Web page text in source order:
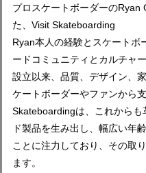
プロスケートボーダーのRyan
た、Visit Skateboarding
Ryan本人の経験とスケートボ
ードコミュニティとカルチャ
設立以来、品質、デザイン、
ケートボーダーやファンから
Skateboardingは、これから
ド製品を生み出し、幅広い年
ことに注力しており、その取
ます。